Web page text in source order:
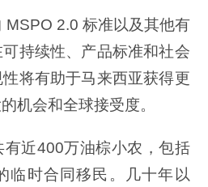
MSPO 2.0 标准以及其他有
持续性、产品标准和社会
将有助于马来西亚获得更
机会和全球接受度。
近400万油棕小农，包括
临时合同移民。几十年以